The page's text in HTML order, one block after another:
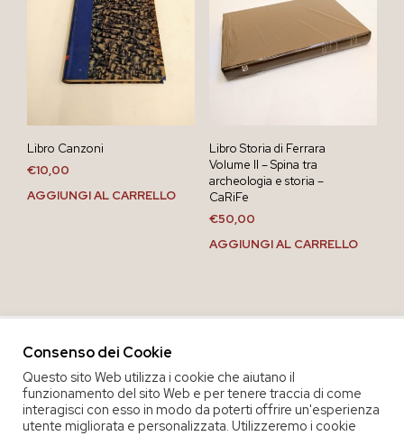
Libro Canzoni
€10,00
AGGIUNGI AL CARRELLO
Libro Storia di Ferrara
Volume II – Spina tra
archeologia e storia –
CaRiFe
€50,00
AGGIUNGI AL CARRELLO
Consenso dei Cookie
Questo sito Web utilizza i cookie che aiutano il
funzionamento del sito Web e per tenere traccia di come
interagisci con esso in modo da poterti offrire un'esperienza
utente migliorata e personalizzata. Utilizzeremo i cookie